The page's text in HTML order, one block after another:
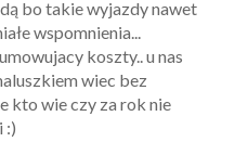
bo takie wyjazdy nawet
wspomnienia...
koszty.. u nas
wiec bez
kto wie czy za rok nie
:)